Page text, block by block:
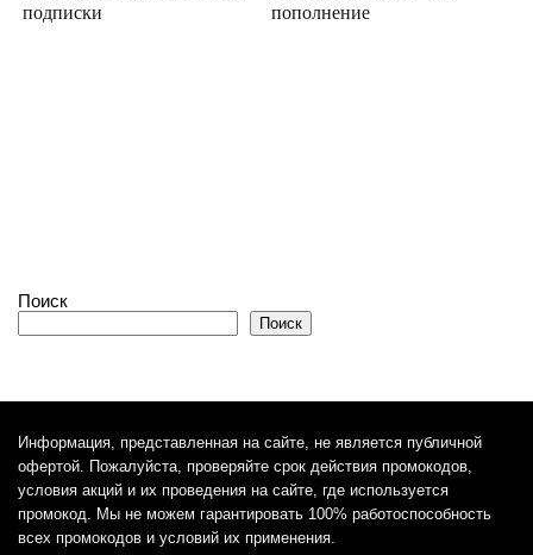
подписки
пополнение
Поиск
Поиск
Информация, представленная на сайте, не является публичной
офертой. Пожалуйста, проверяйте срок действия промокодов,
условия акций и их проведения на сайте, где используется
промокод. Мы не можем гарантировать 100% работоспособность
всех промокодов и условий их применения.